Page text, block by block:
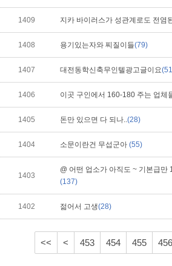
1409 지카 바이러스가 성관계로도 전염
1408 용기있는자와 찌질이들(79)
1407 대전동학신축무인텔광고글이요
1406 이곳 구인에서 160-180 주는 업체
1405 돈만 있으면 다 되나..(28)
1404 소문이란건 무섭군아 (55)
1403
@ 어떤 업소가 아직도 ~ 기본급만
(137)
1402 젊어서 고생(28)
<< < 453 454 455 456